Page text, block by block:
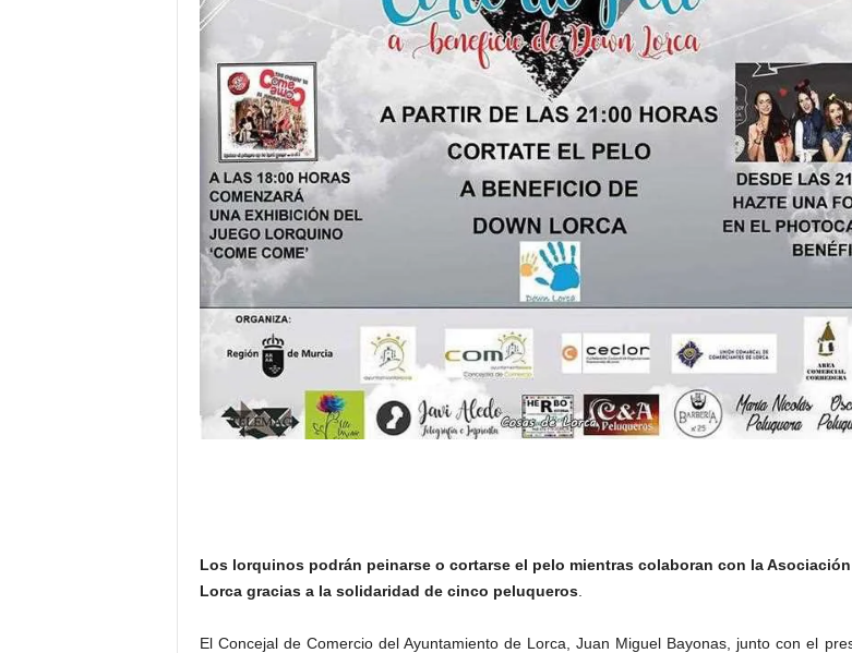
Los lorquinos podrán peinarse o cortarse el pelo mientras colaboran con la
Lorca gracias a la solidaridad de cinco peluqueros.
El Concejal de Comercio del Ayuntamiento de Lorca, Juan Miguel Bayonas, junto con el